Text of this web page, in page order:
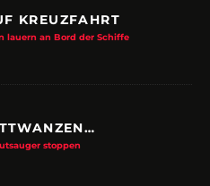
KREUZFAHRT
lauern an Bord der Schiffe
stoppen